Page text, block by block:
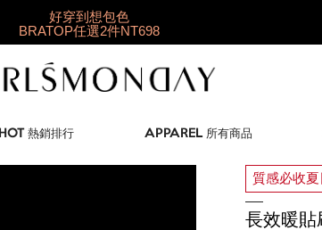
好穿到想包色
BRATOP任選2件NT698
快閃限定👉羽彈棉
1件9折/2件88折/3件85折
HOT 熱銷排行 APPAREL 所有商品
質感必收夏
長效暖貼